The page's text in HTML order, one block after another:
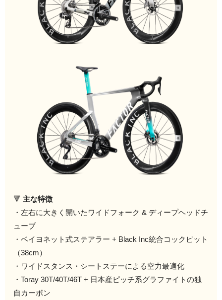
🔻 主な特徴
・左右に大きく開いたワイドフォーク & ディープヘッドチ
ューブ
・ベイヨネット式ステアラー + Black Inc統合コックピット
（38cm）
・ワイドスタンス・シートステーによる空力最適化
・Toray 30T/40T/46T + 日本産ピッチ系グラファイトの独
自カーボン